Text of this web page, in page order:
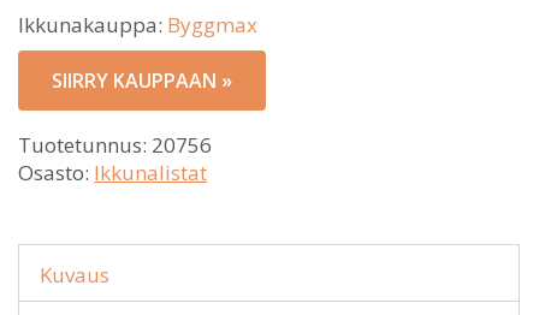
Ikkunakauppa: Byggmax
SIIRRY KAUPPAAN »
Tuotetunnus: 20756
Osasto: Ikkunalistat
Kuvaus